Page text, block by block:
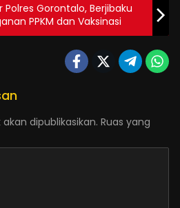
Polres Gorontalo, Berjibaku
PPKM dan Vaksinasi
dipublikasikan. Ruas yang